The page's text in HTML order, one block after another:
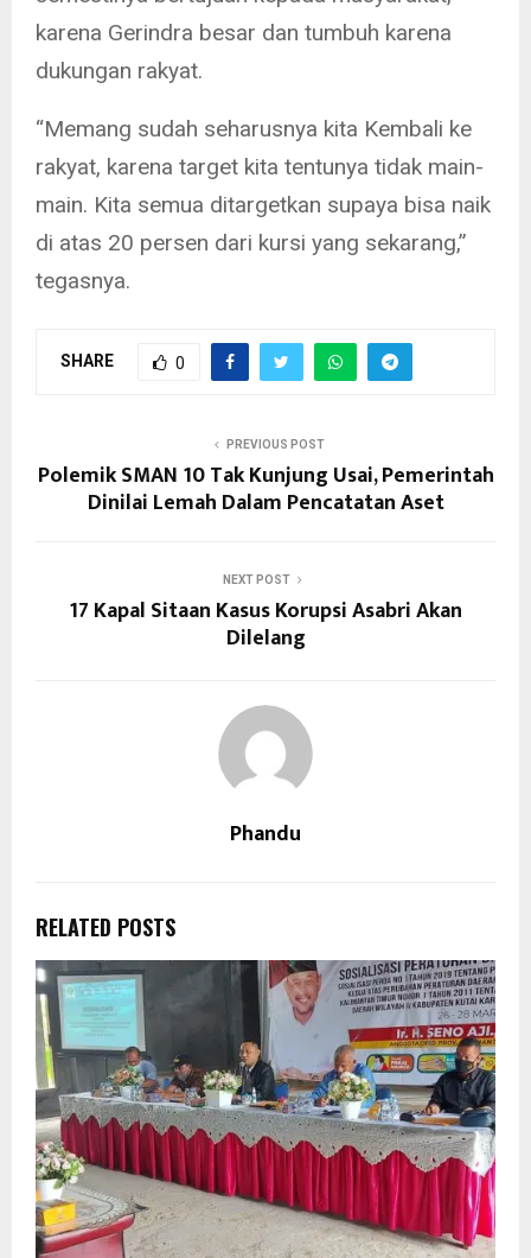
karena Gerindra besar dan tumbuh karena
dukungan rakyat.
“Memang sudah seharusnya kita Kembali ke
rakyat, karena target kita tentunya tidak main-
main. Kita semua ditargetkan supaya bisa naik
di atas 20 persen dari kursi yang sekarang,”
tegasnya.
SHARE 0
PREVIOUS POST
Polemik SMAN 10 Tak Kunjung Usai, Pemerintah
Dinilai Lemah Dalam Pencatatan Aset
NEXT POST
17 Kapal Sitaan Kasus Korupsi Asabri Akan
Dilelang
Phandu
RELATED POSTS